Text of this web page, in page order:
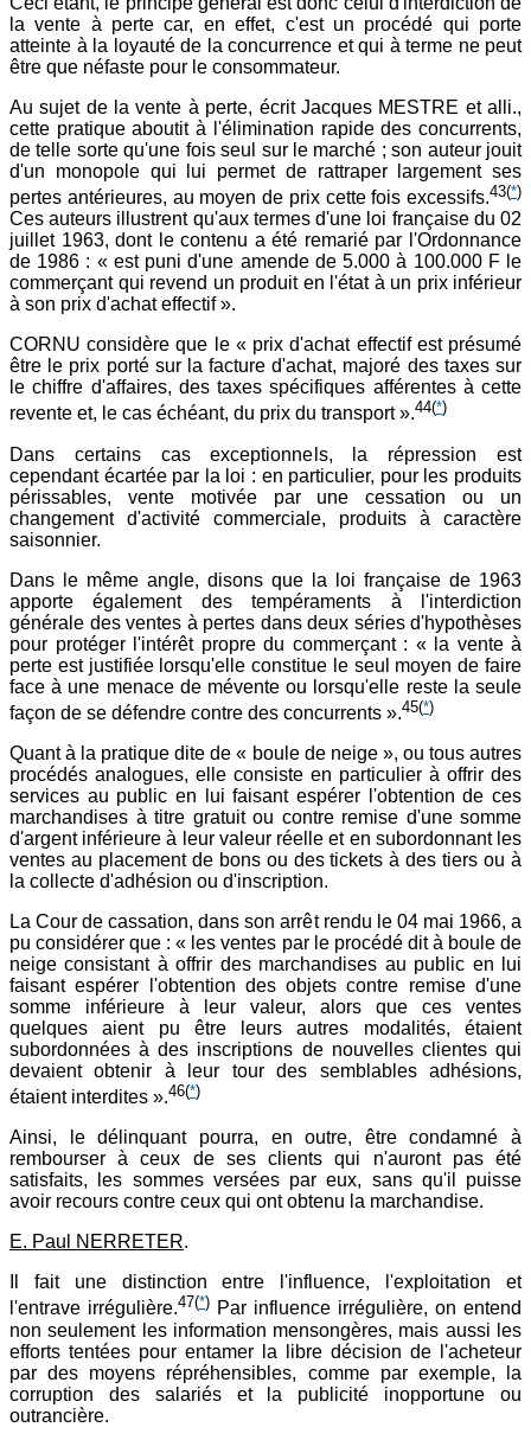
la vente à perte car, en effet, c'est un procédé qui porte
atteinte à la loyauté de la concurrence et qui à terme ne peut
être que néfaste pour le consommateur.
Au sujet de la vente à perte, écrit Jacques MESTRE et alli.,
cette pratique aboutit à l'élimination rapide des concurrents,
de telle sorte qu'une fois seul sur le marché ; son auteur jouit
d'un monopole qui lui permet de rattraper largement ses
pertes antérieures, au moyen de prix cette fois excessifs.43(*)
Ces auteurs illustrent qu'aux termes d'une loi française du 02
juillet 1963, dont le contenu a été remarié par l'Ordonnance
de 1986 : « est puni d'une amende de 5.000 à 100.000 F le
commerçant qui revend un produit en l'état à un prix inférieur
à son prix d'achat effectif ».
CORNU considère que le « prix d'achat effectif est présumé
être le prix porté sur la facture d'achat, majoré des taxes sur
le chiffre d'affaires, des taxes spécifiques afférentes à cette
revente et, le cas échéant, du prix du transport ».44(*)
Dans certains cas exceptionnels, la répression est
cependant écartée par la loi : en particulier, pour les produits
périssables, vente motivée par une cessation ou un
changement d'activité commerciale, produits à caractère
saisonnier.
Dans le même angle, disons que la loi française de 1963
apporte également des tempéraments à l'interdiction
générale des ventes à pertes dans deux séries d'hypothèses
pour protéger l'intérêt propre du commerçant : « la vente à
perte est justifiée lorsqu'elle constitue le seul moyen de faire
face à une menace de mévente ou lorsqu'elle reste la seule
façon de se défendre contre des concurrents ».45(*)
Quant à la pratique dite de « boule de neige », ou tous autres
procédés analogues, elle consiste en particulier à offrir des
services au public en lui faisant espérer l'obtention de ces
marchandises à titre gratuit ou contre remise d'une somme
d'argent inférieure à leur valeur réelle et en subordonnant les
ventes au placement de bons ou des tickets à des tiers ou à
la collecte d'adhésion ou d'inscription.
La Cour de cassation, dans son arrêt rendu le 04 mai 1966, a
pu considérer que : « les ventes par le procédé dit à boule de
neige consistant à offrir des marchandises au public en lui
faisant espérer l'obtention des objets contre remise d'une
somme inférieure à leur valeur, alors que ces ventes
quelques aient pu être leurs autres modalités, étaient
subordonnées à des inscriptions de nouvelles clientes qui
devaient obtenir à leur tour des semblables adhésions,
étaient interdites ».46(*)
Ainsi, le délinquant pourra, en outre, être condamné à
rembourser à ceux de ses clients qui n'auront pas été
satisfaits, les sommes versées par eux, sans qu'il puisse
avoir recours contre ceux qui ont obtenu la marchandise.
E. Paul NERRETER.
Il fait une distinction entre l'influence, l'exploitation et
l'entrave irrégulière.47(*) Par influence irrégulière, on entend
non seulement les information mensongères, mais aussi les
efforts tentées pour entamer la libre décision de l'acheteur
par des moyens répréhensibles, comme par exemple, la
corruption des salariés et la publicité inopportune ou
outrancière.